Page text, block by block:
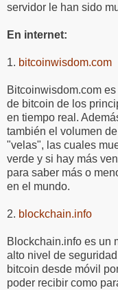
servidor le han sido
En internet:
1. bitcoinwisdom.com
Bitcoinwisdom.com
de bitcoin de los
en tiempo real.
también el volumen
"velas", las cuales
verde y si hay más
para saber más o
en el mundo.
2. blockchain.info
Blockchain.info es un
alto nivel de
bitcoin desde móvil
poder recibir como